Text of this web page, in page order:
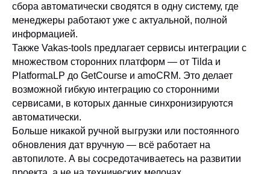
сбора автоматически сводятся в одну систему, где
менеджеры работают уже с актуальной, полной
информацией.
Также Vakas-tools предлагает сервисы интеграции с
множеством сторонних платформ — от Tilda и
PlatformaLP до GetCourse и amoCRM. Это делает
возможной гибкую интеграцию со сторонними
сервисами, в которых данные синхронизируются
автоматически.
Больше никакой ручной выгрузки или постоянного
обновления дат вручную — всё работает на
автопилоте. А вы сосредотачиваетесь на развитии